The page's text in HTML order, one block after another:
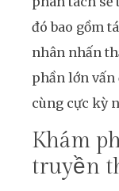
đó bao gồm
nhân nhấn
phần lớn
cùng cực kỳ
Khám
truyền